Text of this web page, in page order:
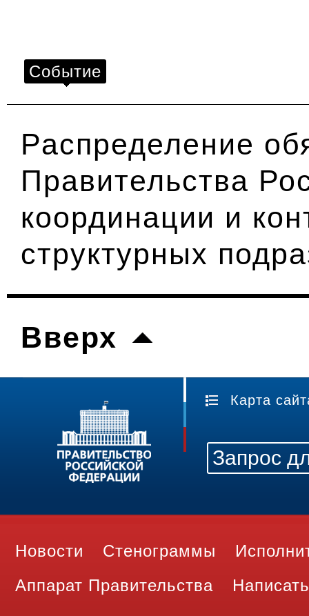
Событие
Распределение
Правительства
координации и
структурных
Вверх
Карта
Новости Стенограммы
Аппарат Правительства